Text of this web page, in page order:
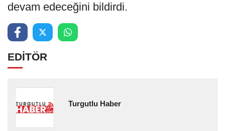
devam edeceğini bildirdi.
EDİTÖR
Turgutlu Haber